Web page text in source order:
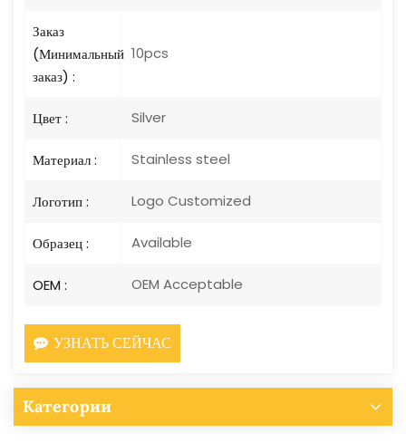
Заказ
(Минимальный
заказ) :
10pcs
Цвет : Silver
Материал : Stainless steel
Логотип : Logo Customized
Образец : Available
OEM : OEM Acceptable
УЗНАТЬ СЕЙЧАС
Категории